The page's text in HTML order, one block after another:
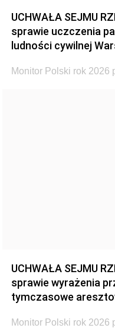
UCHWAŁA SEJMU
sprawie uczczenia
ludności cywilnej
Monitor Polski rok 2026
UCHWAŁA SEJMU
sprawie wyrażenia
tymczasowe
Monitor Polski rok 2026